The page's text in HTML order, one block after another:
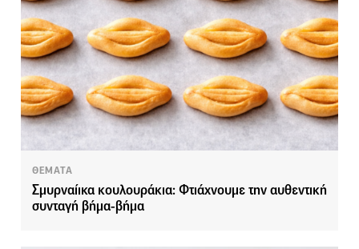
ΘΕΜΑΤΑ
Σμυρναίικα κουλουράκια: Φτιάχνουμε την αυθεντική
συνταγή βήμα-βήμα